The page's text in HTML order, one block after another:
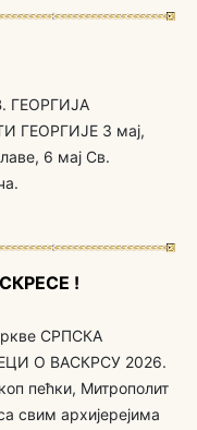
ГЕОРГИЈА
ГЕОРГИЈЕ 3 мај,
6 мај Св.
!
СРПСКА
O ВАСКРСУ 2026.
пећки, Митрополит
свим aрхијерејима